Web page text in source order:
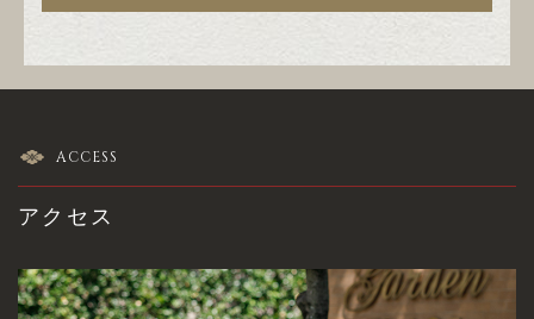
ACCESS
アクセス